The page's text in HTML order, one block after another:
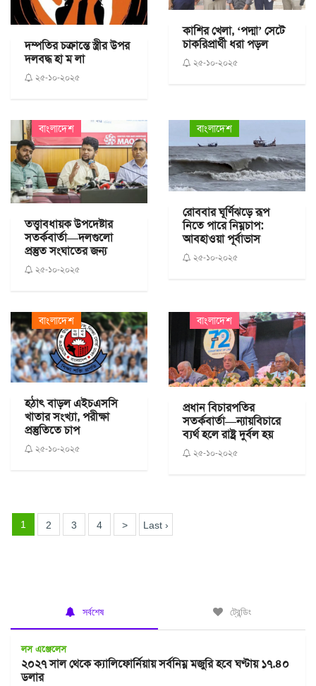
দম্পতির চক্রান্তে স্ত্রীর উপর
দলবদ্ধ হা ম লা
২৫-১০-২০২৫
কাশির খেলা, ‘পদ্মা’ সেটে
চাকরিপ্রার্থী ধরা পড়ল
২৫-১০-২০২৫
বাংলাদেশ
তত্ত্বাবধায়ক উপদেষ্টার
সতর্কবার্তা—দলগুলো
প্রস্তুত সংঘাতের জন্য
২৫-১০-২০২৫
বাংলাদেশ
রোববার ঘূর্ণিঝড়ে রূপ
নিতে পারে নিম্নচাপ:
আবহাওয়া পূর্বাভাস
২৫-১০-২০২৫
বাংলাদেশ
হঠাৎ বাড়ল এইচএসসি
খাতার সংখ্যা, পরীক্ষা
প্রস্তুতিতে চাপ
২৫-১০-২০২৫
বাংলাদেশ
প্রধান বিচারপতির
সতর্কবার্তা—ন্যায়বিচারে
ব্যর্থ হলে রাষ্ট্র দুর্বল হয়
২৫-১০-২০২৫
1 2 3 4 > Last ›
সর্বশেষ ট্রেন্ডিং
লস এঞ্জেলেস
২০২৭ সাল থেকে ক্যালিফোর্নিয়ায় সর্বনিম্ন মজুরি হবে ঘণ্টায় ১৭.৪০
ডলার